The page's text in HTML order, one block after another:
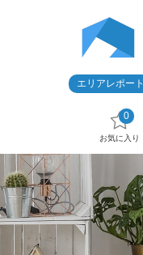
エリアレポート
0
お気に入り